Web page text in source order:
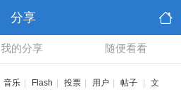
分享
我的分享 随便看看
音乐 Flash 投票 用户 帖子
文